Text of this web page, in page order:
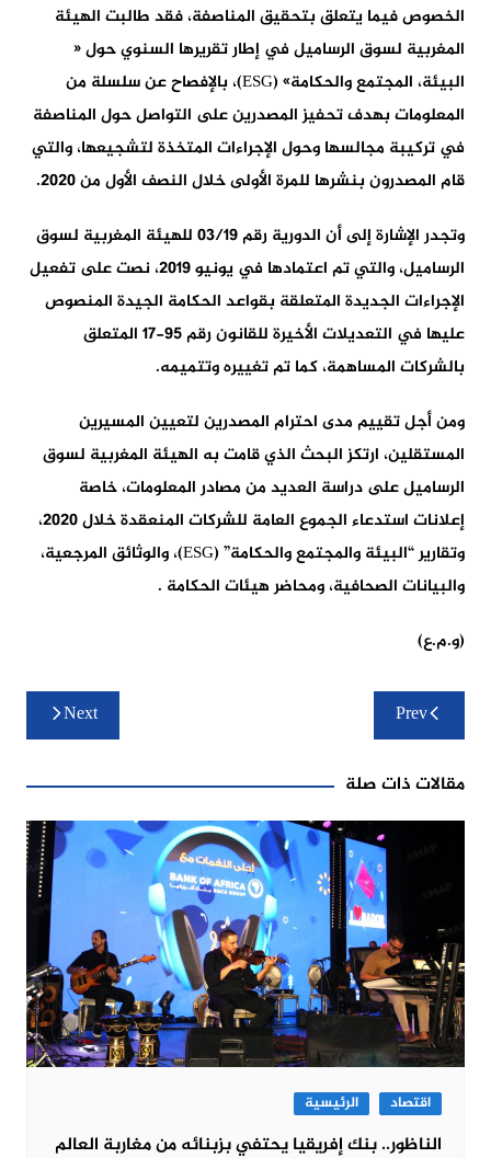
الخصوص فيما يتعلق بتحقيق المناصفة، فقد طالبت الهيئة
المغربية لسوق الرساميل في إطار تقريرها السنوي حول «
البيئة، المجتمع والحكامة» (ESG)، بالإفصاح عن سلسلة من
المعلومات بهدف تحفيز المصدرين على التواصل حول المناصفة
في تركيبة مجالسها وحول الإجراءات المتخذة لتشجيعها، والتي
قام المصدرون بنشرها للمرة الأولى خلال النصف الأول من 2020.
وتجدر الإشارة إلى أن الدورية رقم 03/19 للهيئة المغربية لسوق
الرساميل، والتي تم اعتمادها في يونيو 2019، نصت على تفعيل
الإجراءات الجديدة المتعلقة بقواعد الحكامة الجيدة المنصوص
عليها في التعديلات الأخيرة للقانون رقم 95-17 المتعلق
بالشركات المساهمة، كما تم تغييره وتتميمه.
ومن أجل تقييم مدى احترام المصدرين لتعيين المسيرين
المستقلين، ارتكز البحث الذي قامت به الهيئة المغربية لسوق
الرساميل على دراسة العديد من مصادر المعلومات، خاصة
إعلانات استدعاء الجموع العامة للشركات المنعقدة خلال 2020،
وتقارير “البيئة والمجتمع والحكامة” (ESG)، والوثائق المرجعية،
والبيانات الصحافية، ومحاضر هيئات الحكامة .
(و.م.ع)
تصفّح
المقالاتPrev
Next
مقالات ذات صلة
اقتصاد الرئيسية
الناظور.. بنك إفريقيا يحتفي بزبنائه من مغاربة العالم